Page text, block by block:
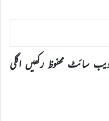
سائٹ محفوظ رکھیں اگلی